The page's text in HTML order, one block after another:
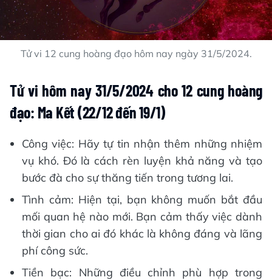
Tử vi 12 cung hoàng đạo hôm nay ngày 31/5/2024.
Tử vi hôm nay 31/5/2024 cho 12 cung hoàng
đạo: Ma Kết (22/12 đến 19/1)
Công việc: Hãy tự tin nhận thêm những nhiệm
vụ khó. Đó là cách rèn luyện khả năng và tạo
bước đà cho sự thăng tiến trong tương lai.
Tình cảm: Hiện tại, bạn không muốn bắt đầu
mối quan hệ nào mới. Bạn cảm thấy việc dành
thời gian cho ai đó khác là không đáng và lãng
phí công sức.
Tiền bạc: Những điều chỉnh phù hợp trong